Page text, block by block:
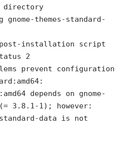
directory
themes-standard-
post-installation script
2
prevent configuration
depends on gnome-
3.8.1-1); however:
standard-data is not